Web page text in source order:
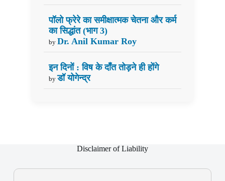
पॉलो फ्रेरे का समीक्षात्मक चेतना और कर्म
का सिद्धांत (भाग 3)
by Dr. Anil Kumar Roy
इन दिनों : विष के दाँत तोड़ने ही होंगे
by डॉ योगेन्द्र
Disclaimer of Liability